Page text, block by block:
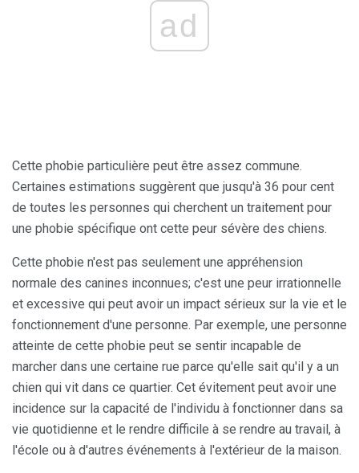
ad
Cette phobie particulière peut être assez commune.
Certaines estimations suggèrent que jusqu'à 36 pour cent
de toutes les personnes qui cherchent un traitement pour
une phobie spécifique ont cette peur sévère des chiens.
Cette phobie n'est pas seulement une appréhension
normale des canines inconnues; c'est une peur irrationnelle
et excessive qui peut avoir un impact sérieux sur la vie et le
fonctionnement d'une personne. Par exemple, une personne
atteinte de cette phobie peut se sentir incapable de
marcher dans une certaine rue parce qu'elle sait qu'il y a un
chien qui vit dans ce quartier. Cet évitement peut avoir une
incidence sur la capacité de l'individu à fonctionner dans sa
vie quotidienne et le rendre difficile à se rendre au travail, à
l'école ou à d'autres événements à l'extérieur de la maison.